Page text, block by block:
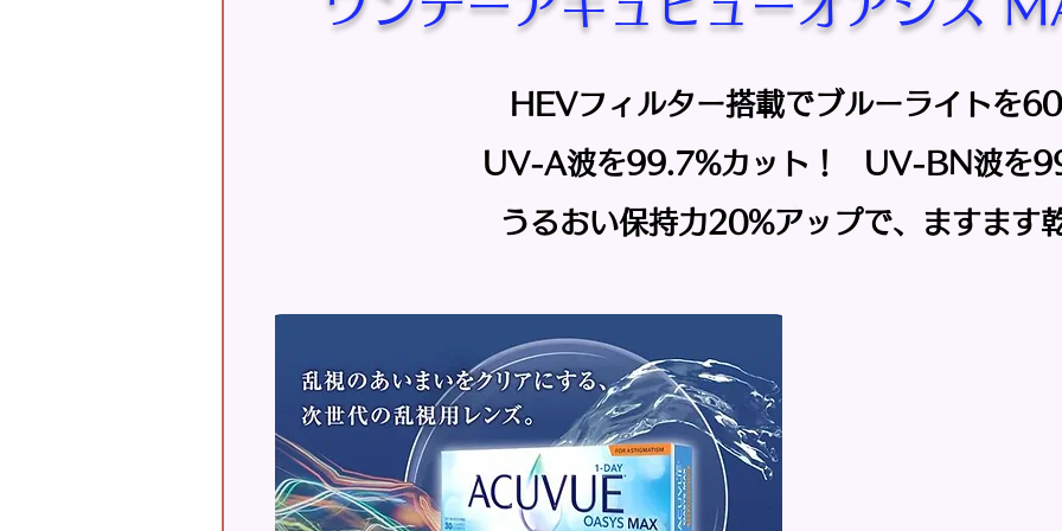
HEVフィルター搭載でブルーライトを
UV-A波を99.7%カット！
UV-BN波を
うるおい保持力20%アップで、ますます